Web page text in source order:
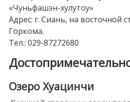
«Чуньфашэн-хулутоу»
Адрес: г. Сиань, на восточной
Горкома.
Тел.: 029-87272680
Озеро Хуацинчи